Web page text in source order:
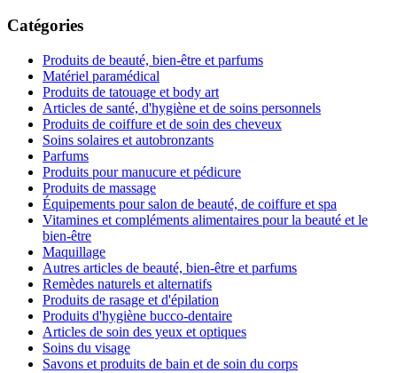
Catégories
Produits de beauté, bien-être et parfums
Matériel paramédical
Produits de tatouage et body art
Articles de santé, d'hygiène et de soins personnels
Produits de coiffure et de soin des cheveux
Soins solaires et autobronzants
Parfums
Produits pour manucure et pédicure
Produits de massage
Équipements pour salon de beauté, de coiffure et spa
Vitamines et compléments alimentaires pour la beauté et le
bien-être
Maquillage
Autres articles de beauté, bien-être et parfums
Remèdes naturels et alternatifs
Produits de rasage et d'épilation
Produits d'hygiène bucco-dentaire
Articles de soin des yeux et optiques
Soins du visage
Savons et produits de bain et de soin du corps